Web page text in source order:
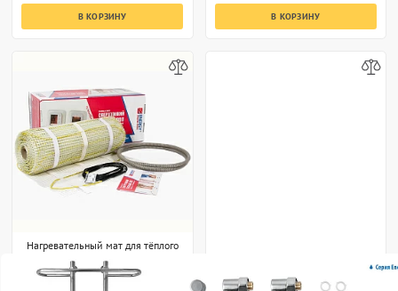
В КОРЗИНУ В КОРЗИНУ
Нагревательный мат для тёплого
пола Energy мат 8,80 - 1400 Вт
Energy
Чехия